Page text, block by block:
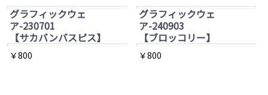
グラフィックウェ
ア-230701
【サカバンバスピス】
￥800
グラフィックウェ
ア-240903
【ブロッコリー】
￥800